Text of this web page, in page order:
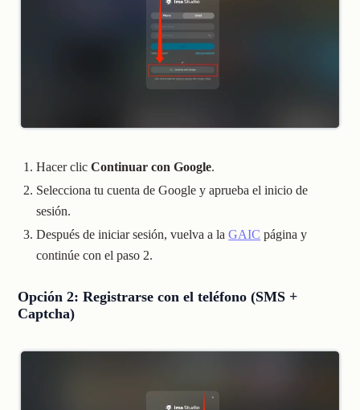
Hacer clicContinuar con Google.
Selecciona tu cuenta de Google y aprueba el inicio de
sesión.
Después de iniciar sesión, vuelva a laGAIC página y
continúe con el paso 2.
Opción 2: Registrarse con el teléfono (SMS +
Captcha)